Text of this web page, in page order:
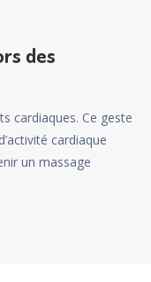
des
cardiaques. Ce geste
cardiaque
un massage